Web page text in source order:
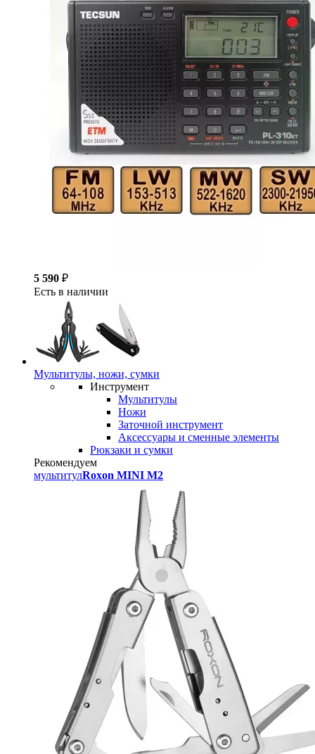
5 590 ₽
Есть в наличии
Мультитулы, ножи, сумки
Инструмент
Мультитулы
Ножи
Заточной инструмент
Аксессуары и сменные элементы
Рюкзаки и сумки
Рекомендуем
мультитулRoxon MINI M2